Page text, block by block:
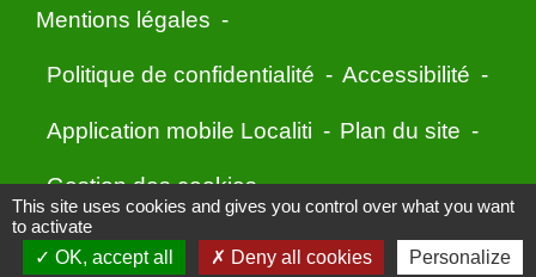
Mentions légales -
Politique de confidentialité - Accessibilité -
Application mobile Localiti - Plan du site -
Gestion des cookies
Site créé en partenariat avec Réseau des Communes
This site uses cookies and gives you control over what you want
to activate
OK, accept all
Deny all cookies Personalize